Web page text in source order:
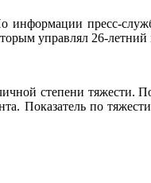
пресс-
управлял 26-
степени тяжести.
Показатель по